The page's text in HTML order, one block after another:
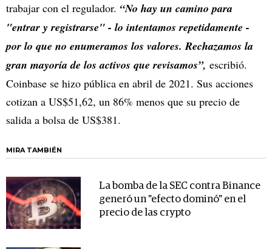
trabajar con el regulador. “No hay un camino para
"entrar y registrarse" - lo intentamos repetidamente -
por lo que no enumeramos los valores. Rechazamos la
gran mayoría de los activos que revisamos”, escribió.
Coinbase se hizo pública en abril de 2021. Sus acciones
cotizan a US$51,62, un 86% menos que su precio de
salida a bolsa de US$381.
MIRA TAMBIÉN
La bomba de la SEC contra Binance
generó un "efecto dominó" en el
precio de las crypto